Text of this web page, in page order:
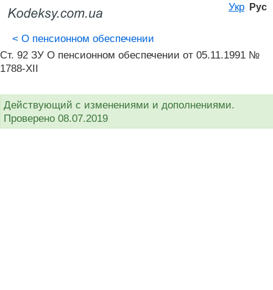
Укр Рус
< О пенсионном обеспечении
Ст. 92 ЗУ О пенсионном обеспечении от 05.11.1991 №
1788-XII
Действующий с изменениями и дополнениями.
Проверено 08.07.2019